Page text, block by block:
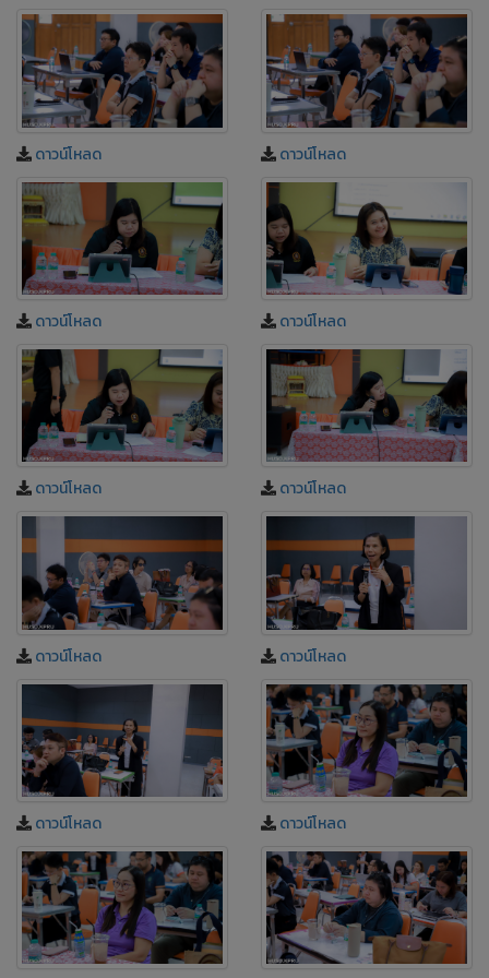
ดาวน์โหลด ดาวน์โหลด
ดาวน์โหลด ดาวน์โหลด
ดาวน์โหลด ดาวน์โหลด
ดาวน์โหลด ดาวน์โหลด
ดาวน์โหลด ดาวน์โหลด